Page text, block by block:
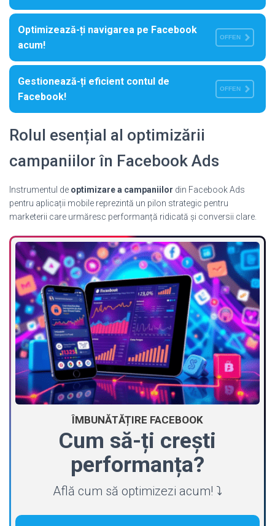
Optimizează-ți navigarea pe Facebook
acum!
OFFEN
Gestionează-ți eficient contul de
Facebook!
OFFEN
Rolul esențial al optimizării
campaniilor în Facebook Ads
Instrumentul de optimizare a campaniilor din Facebook Ads
pentru aplicații mobile reprezintă un pilon strategic pentru
marketerii care urmăresc performanță ridicată și conversii clare.
ÎMBUNĂTĂȚIRE FACEBOOK
Cum să-ți crești
performanța?
Află cum să optimizezi acum! ⤵️